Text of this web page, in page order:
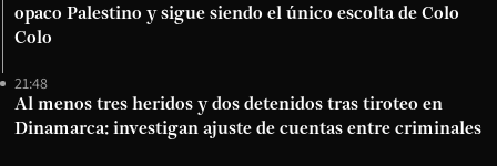
opaco Palestino y sigue siendo el único escolta de Colo
Colo
21:48
Al menos tres heridos y dos detenidos tras tiroteo en
Dinamarca: investigan ajuste de cuentas entre criminales